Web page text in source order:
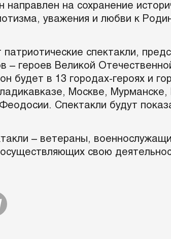
на сохранение
уважения и любви к
спектакли,
– героев Великой
будет в 13 городах-героях и
Москве,
Спектакли будут
– ветераны,
свою